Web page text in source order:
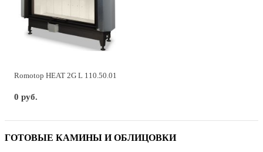
Romotop HEAT 2G L 110.50.01
0 руб.
ГОТОВЫЕ КАМИНЫ И ОБЛИЦОВКИ